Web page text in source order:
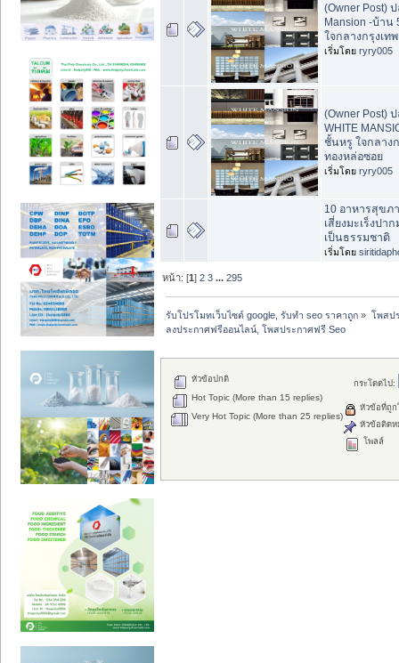
(Owner Post)
Mansion -บ้าน
ใจกลางกรุงเท
เริ่มโดย ryry005
(Owner Post)
WHITE
ชั้นหรู ใจกลาง
ทองหล่อซอย
เริ่มโดย ryry005
10 อาหารสุขภ
เสี่ยงมะเร็งปา
เป็นธรรมชาติ
เริ่มโดย
หน้า: [1]2 3 ...295
รับโปรโมทเว็บไซต์ google, รับทำ seo ราคาถูก » โพสป
ลงประกาศฟรีออนไลน์, โพสประกาศฟรี Seo
กระโดดไป:
หัวข้อปกติ
Hot Topic (More than 15 replies)
Very Hot Topic (More than 25 replies)
หัวข้อที่ถู
หัวข้อติดห
โพลล์